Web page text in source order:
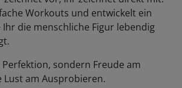
Workouts und entwickelt ein
die menschliche Figur lebendig
sondern Freude am
Lust am Ausprobieren.